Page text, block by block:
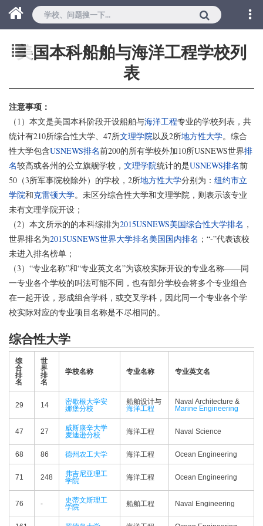
美国本科船舶与海洋工程学校列
表
注意事项：
（1）本文是美国本科阶段开设船舶与海洋工程专业的学校列表，共
统计有210所综合性大学、47所文理学院以及2所地方性大学。综合
性大学包含USNEWS排名前200的所有学校外加10所USNEWS世界排
名较高或各州的公立旗舰学校， 文理学院统计的是USNEWS排名前
50（3所军事院校除外）的学校，2所地方性大学分别为： 纽约市立
学院和克雷顿大学。未区分综合性大学和文理学院，则表示该专业
未有文理学院开设；
（2）本文所示的的本科综排为2015USNEWS美国综合性大学排名 ，
世界排名为2015USNEWS世界大学排名美国国内排名 ；“-”代表该校
未进入排名榜单；
（3）“专业名称”和“专业英文名”为该校实际开设的专业名称——同
一专业各个学校的叫法可能不同，也有部分学校会将多个专业组合
在一起开设，形成组合学科，或交叉学科，因此同一个专业各个学
校实际对应的专业项目名称是不尽相同的。
综合性大学
综
合
排
名
世
界
排
名
学校名称 专业名称 专业英文名
29 14
密歇根大学安
娜堡分校
船舶设计与
海洋工程
Naval Architecture &
Marine Engineering
47 27
威斯康辛大学
麦迪逊分校
海洋工程 Naval Science
68 86 德州农工大学 海洋工程 Ocean Engineering
71 248
弗吉尼亚理工
学院
海洋工程 Ocean Engineering
76 -
史蒂文斯理工
学院
船舶工程 Naval Engineering